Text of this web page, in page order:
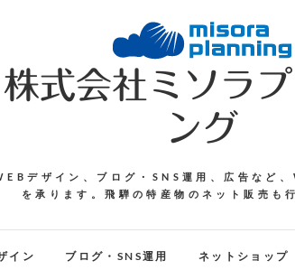
株式会社ミソラ
ング
デザイン、ブログ・SNS運用、広告など
を承ります。飛騨の特産物のネット販売も
イン ブログ・SNS運用 ネットショップ